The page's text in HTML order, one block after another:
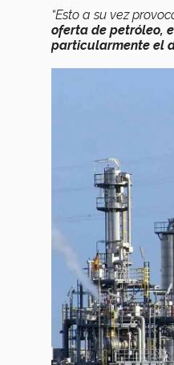
“Esto a su vez
oferta de petróleo,
particularmente el